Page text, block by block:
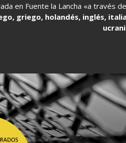
en Fuente la Lancha «a través
griego, holandés, inglés,